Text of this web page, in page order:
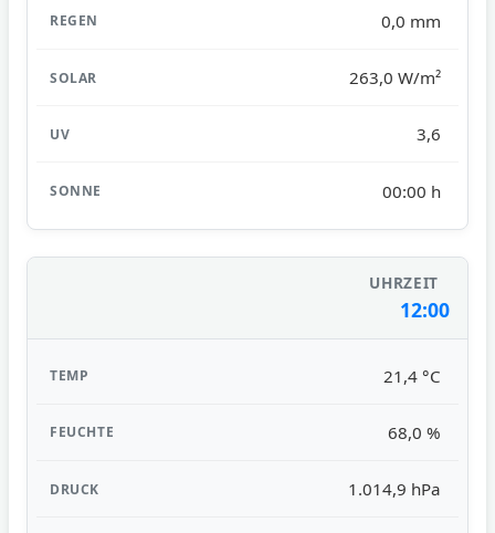
0,0 mm
263,0 W/m²
3,6
00:00 h
12:00
21,4 °C
68,0 %
1.014,9 hPa